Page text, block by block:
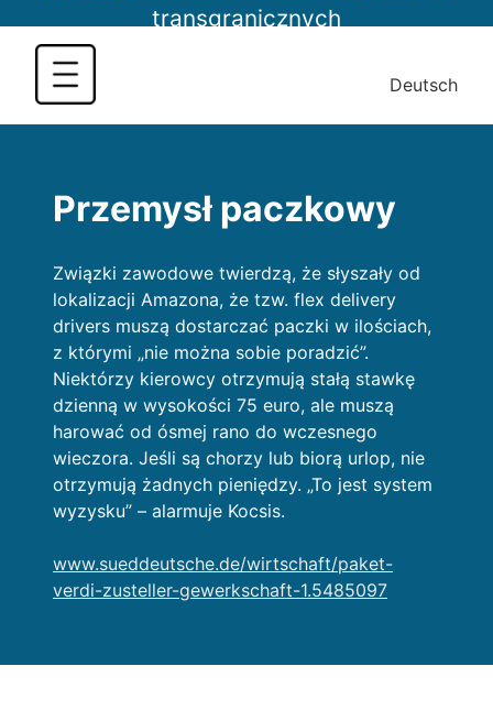
transgranicznych
Deutsch
Przemysł paczkowy
Związki zawodowe twierdzą, że słyszały od
lokalizacji Amazona, że tzw. flex delivery
drivers muszą dostarczać paczki w ilościach,
z którymi „nie można sobie poradzić”.
Niektórzy kierowcy otrzymują stałą stawkę
dzienną w wysokości 75 euro, ale muszą
harować od ósmej rano do wczesnego
wieczora. Jeśli są chorzy lub biorą urlop, nie
otrzymują żadnych pieniędzy. „To jest system
wyzysku” – alarmuje Kocsis.
www.sueddeutsche.de/wirtschaft/paket-
verdi-zusteller-gewerkschaft-1.5485097